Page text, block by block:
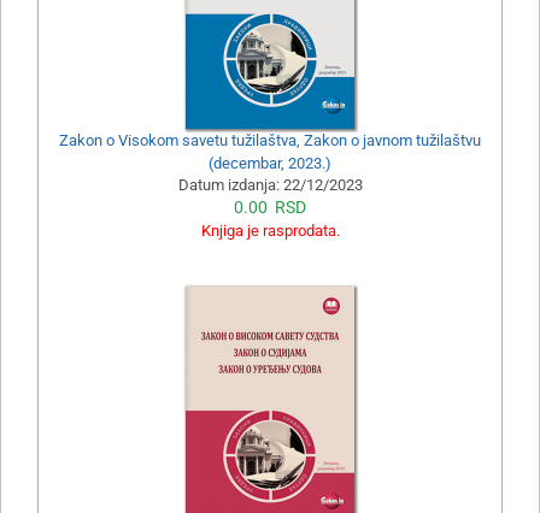
Zakon o Visokom savetu tužilaštva, Zakon o javnom tužilaštvu
(decembar, 2023.)
Datum izdanja: 22/12/2023
0.00 RSD
Knjiga je rasprodata.